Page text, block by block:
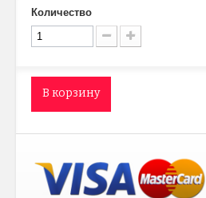
Количество
В корзину